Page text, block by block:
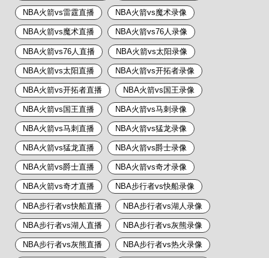
NBA火箭vs雷霆直播 NBA火箭vs魔术录像
NBA火箭vs魔术直播 NBA火箭vs76人录像
NBA火箭vs76人直播 NBA火箭vs太阳录像
NBA火箭vs太阳直播 NBA火箭vs开拓者录像
NBA火箭vs开拓者直播 NBA火箭vs国王录像
NBA火箭vs国王直播 NBA火箭vs马刺录像
NBA火箭vs马刺直播 NBA火箭vs猛龙录像
NBA火箭vs猛龙直播 NBA火箭vs爵士录像
NBA火箭vs爵士直播 NBA火箭vs奇才录像
NBA火箭vs奇才直播 NBA步行者vs快船录像
NBA步行者vs快船直播 NBA步行者vs湖人录像
NBA步行者vs湖人直播 NBA步行者vs灰熊录像
NBA步行者vs灰熊直播 NBA步行者vs热火录像